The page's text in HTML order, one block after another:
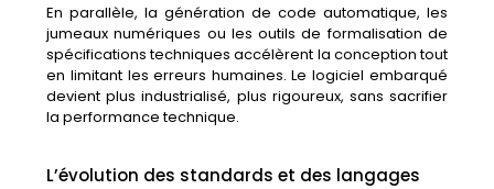
En parallèle, la génération de code automatique, les
jumeaux numériques ou les outils de formalisation de
spécifications techniques accélèrent la conception tout
en limitant les erreurs humaines. Le logiciel embarqué
devient plus industrialisé, plus rigoureux, sans sacrifier
la performance technique.
L’évolution des standards et des langages